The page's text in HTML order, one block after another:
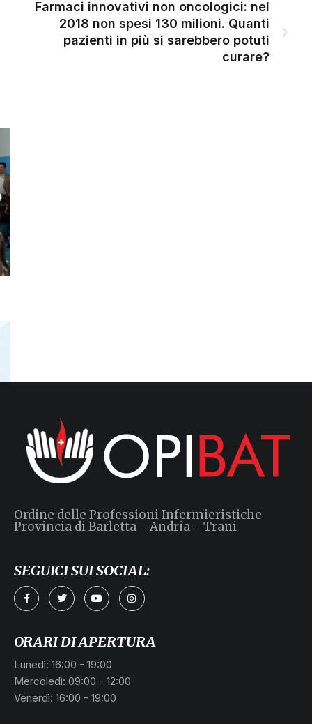
Farmaci innovativi non oncologici: nel
2018 non spesi 130 milioni. Quanti
pazienti in più si sarebbero potuti
curare?
ORARI DI APERTURA
Lunedì: 16:00 - 19:00
Mercoledì: 09:00 - 12:00
Venerdì: 16:00 - 19:00
Ordine delle Professioni Infermieristiche
Provincia di Barletta - Andria - Trani
SEGUICI SUI SOCIAL: